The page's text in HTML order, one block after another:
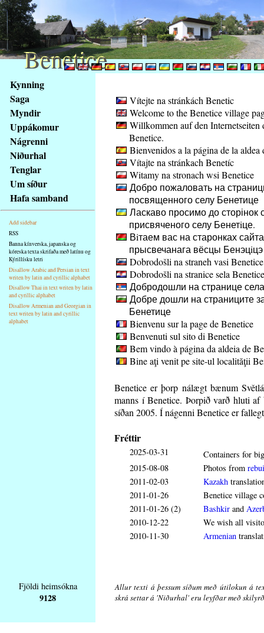
obsah
stránky
Klávesové
zkratky
tomto
webu
základní
Hlavní
strana
Kynning
Saga
Myndir
Uppákomur
Nágrenni
Niðurhal
Tenglar
Um síður
Hafa samband
Add sidebar
RSS
Banna kínverska, japanska og
kóreska texta skrifaða með latínu og
Kýrillísku letri
Disallow Arabic and Persian in text
writen by latin and cyrillic alphabet
Disallow Thai in text writen by latin
and cyrillic alphabet
Disallow Armenian and Georgian in
text writen by latin and cyrillic
alphabet
Vítejte na stránkách Benetic
Welcome to the Benetice village
Willkommen auf den Internetseiten
Benetice.
Bienvenidos a la página de la aldea
Vítajte na stránkach Benetíc
Witamy na stronach wsi Benetice
Добро пожаловать на
посвященного селу Бенетице
Ласкаво просимо до сторінок
присвяченого селу Бенетiце.
Вiтаем вас на старонках
прысвечанага вёсцы Бенэцiцэ
Dobrodošli na straneh vasi Benetice
Dobrodošli na stranice sela Benetice
Добродошли на странице
Добре дошли на страниците
Бенетице
Bienvenu sur la page de Benetice
Benvenuti sul sito di Benetice
Bem vindo à página da aldeia de
Bine aţi venit pe site-ul localităţii
Benetice er þorp nálægt bænum
manns í Benetice. Þorpið varð hluti
síðan 2005. Í nágenni Benetice er
Fréttir
2025-03-31
Containers for
2015-08-08
Photos from
2011-02-03
Kazakh
2011-01-26
Benetice village
2011-01-26 (2)
Bashkir and
2010-12-22
We wish all
2010-11-30
Armenian
Fjöldi heimsókna
9128
Allur texti á þessum síðum með útilokun á
skrá settar á 'Niðurhal' eru leyfðar með
Benetice
Benetice